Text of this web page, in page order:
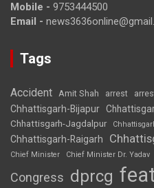
Mobile - 9753444500
Email -
Tags
Accident Amit Shah arrest
Chhattisgarh-Bijapur
Chhattisgarh-Jagdalpur
Chhattisgarh-Raigarh
Chief Minister
Chief Minister Dr. Yadav
Congress dprcg